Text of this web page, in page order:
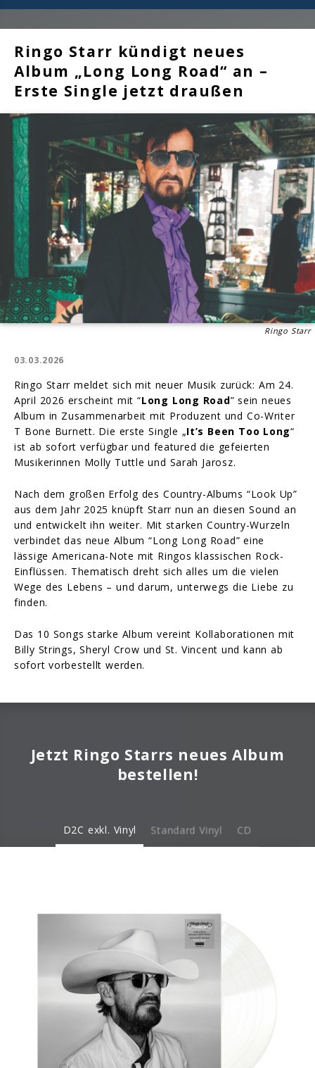
Ringo Starr kündigt neues
Album „Long Long Road“ an –
Erste Single jetzt draußen
Ringo Starr
03.03.2026
Ringo Starr meldet sich mit neuer Musik zurück: Am 24.
April 2026 erscheint mit “Long Long Road” sein neues
Album in Zusammenarbeit mit Produzent und Co-Writer
T Bone Burnett. Die erste Single „It’s Been Too Long“
ist ab sofort verfügbar und featured die gefeierten
Musikerinnen Molly Tuttle und Sarah Jarosz.
Nach dem großen Erfolg des Country-Albums “Look Up”
aus dem Jahr 2025 knüpft Starr nun an diesen Sound an
und entwickelt ihn weiter. Mit starken Country-Wurzeln
verbindet das neue Album “Long Long Road” eine
lässige Americana-Note mit Ringos klassischen Rock-
Einflüssen. Thematisch dreht sich alles um die vielen
Wege des Lebens – und darum, unterwegs die Liebe zu
finden.
Das 10 Songs starke Album vereint Kollaborationen mit
Billy Strings, Sheryl Crow und St. Vincent und kann ab
sofort vorbestellt werden.
Jetzt Ringo Starrs neues Album
bestellen!
D2C exkl. Vinyl Standard Vinyl CD